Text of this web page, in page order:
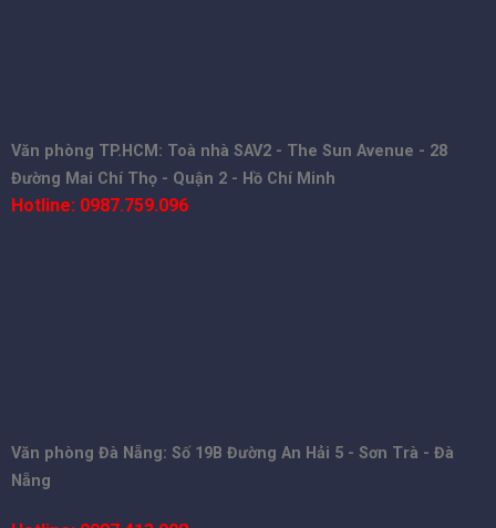
Văn phòng TP.HCM: Toà nhà SAV2 - The Sun Avenue - 28
Đường Mai Chí Thọ - Quận 2 - Hồ Chí Minh
Hotline: 0987.759.096
Văn phòng Đà Nẵng: Số 19B Đường An Hải 5 - Sơn Trà - Đà
Nẵng